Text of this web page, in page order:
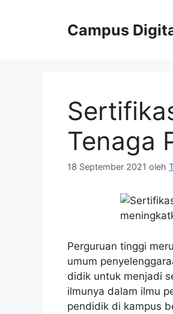
Campus
Tenaga
18 September 2021 oleh
Perguruan tinggi
umum
didik untuk menjadi
ilmunya dalam ilmu
pendidik di kampus